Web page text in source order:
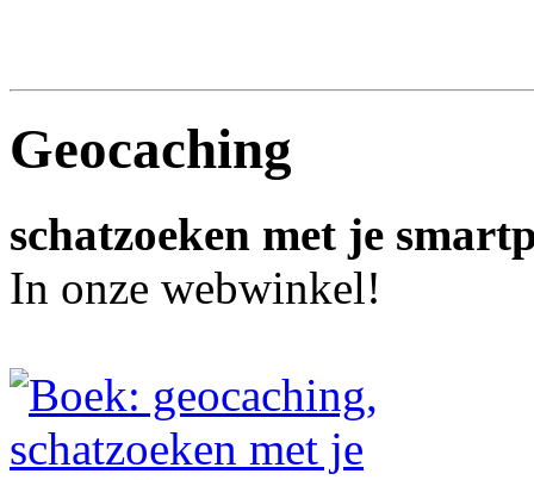
Geocaching
schatzoeken met je
In onze webwinkel!